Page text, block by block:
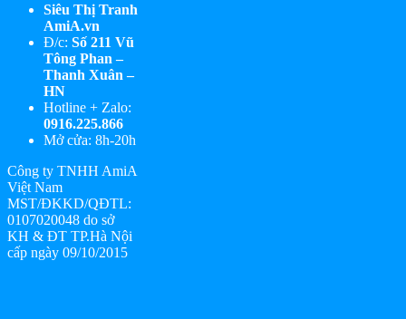
Siêu Thị Tranh
AmiA.vn
Đ/c: Số 211 Vũ
Tông Phan –
Thanh Xuân –
HN
Hotline + Zalo:
0916.225.866
Mở cửa: 8h-20h
Công ty TNHH AmiA
Việt Nam
MST/ĐKKD/QĐTL:
0107020048 do sở
KH & ĐT TP.Hà Nội
cấp ngày 09/10/2015